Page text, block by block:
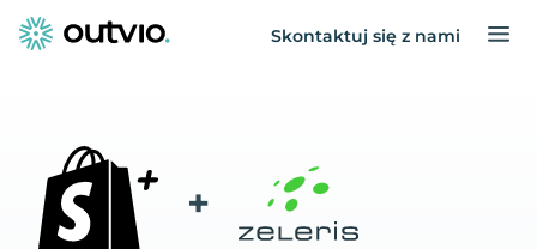
Skontaktuj się z nami
+